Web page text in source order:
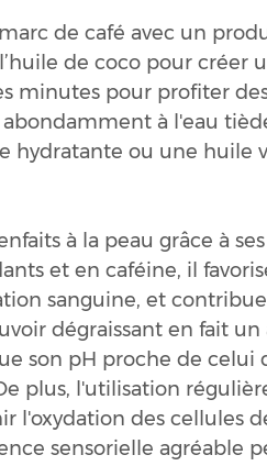
de café avec un
de coco pour créer
minutes pour profiter
à l'eau
hydratante ou une huile
à la peau grâce à
et en caféine, il
sanguine, et
dégraissant en fait
son pH proche de celui
plus, l'utilisation
l'oxydation des cellules
sensorielle agréable